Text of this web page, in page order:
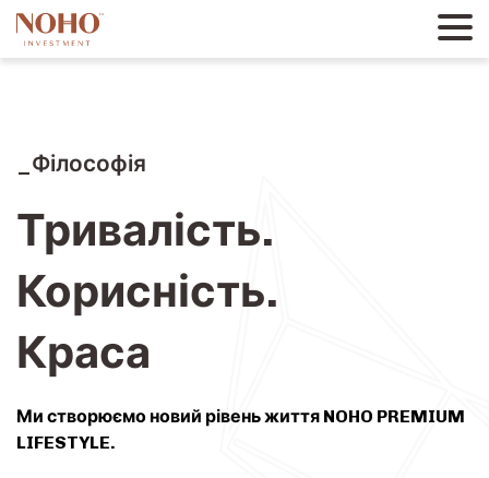
Філософія
Тривалість.
Корисність.
Краса
Ми створюємо новий рівень життя NOHO PREMIUM
LIFESTYLE.